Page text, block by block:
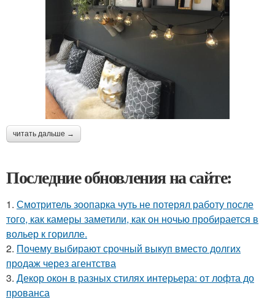
читать дальше →
Последние обновления на сайте:
1. Смотритель зоопарка чуть не потерял работу после
того, как камеры заметили, как он ночью пробирается в
вольер к горилле.
2. Почему выбирают срочный выкуп вместо долгих
продаж через агентства
3. Декор окон в разных стилях интерьера: от лофта до
прованса